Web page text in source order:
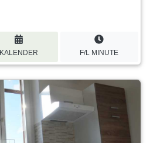
KALENDER F/L MINUTE